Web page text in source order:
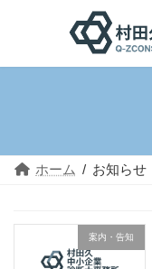
ツ
プ
シ
動
ホーム お知らせ
案内・告知